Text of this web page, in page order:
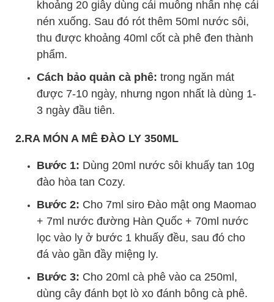
khoảng 20 giây dùng cái muỗng nhấn nhẹ cái
nén xuống. Sau đó rót thêm 50ml nước sôi,
thu được khoảng 40ml cốt cà phê đen thành
phẩm.
Cách bảo quản cà phê: trong ngăn mát
được 7-10 ngày, nhưng ngon nhất là dùng 1-
3 ngày đầu tiên.
2.RA MÓN A MÊ ĐÀO LY 350ML
Bước 1: Dùng 20ml nước sôi khuấy tan 10g
đào hòa tan Cozy.
Bước 2: Cho 7ml siro Đào mật ong Maomao
+ 7ml nước đường Hàn Quốc + 70ml nước
lọc vào ly ở bước 1 khuấy đều, sau đó cho
đá vào gần đầy miệng ly.
Bước 3: Cho 20ml cà phê vào ca 250ml,
dùng cây đánh bọt lò xo đánh bông cà phê.